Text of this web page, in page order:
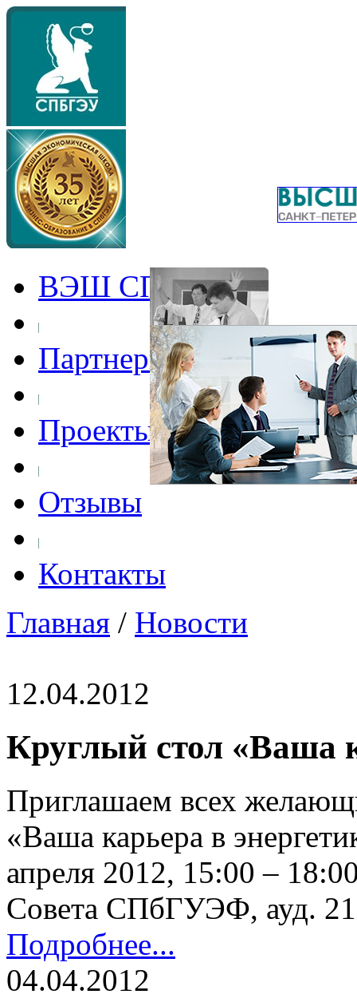
ВЭШ СПбГЭУ
Партнеры
Проекты
Отзывы
Контакты
Главная / Новости
12.04.2012
Круглый стол «Ваша
Приглашаем всех
«Ваша карьера в
апреля 2012, 15:00 –
Совета СПбГУЭФ, ауд.
Подробнее...
04.04.2012